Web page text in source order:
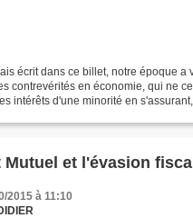
écrit dans ce billet, notre époque a
contrevérités en économie, qui ne
intérêts d'une minorité en
Mutuel et l'évasion
2015 à 11:10